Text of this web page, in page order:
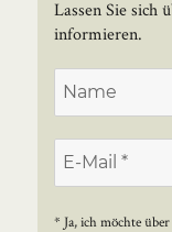
Lassen Sie sich
informieren.
* Ja, ich möchte